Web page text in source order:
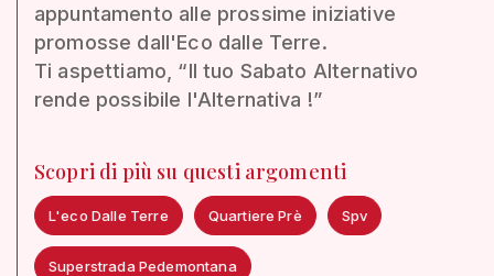
appuntamento alle prossime iniziative
promosse dall'Eco dalle Terre.
Ti aspettiamo, “Il tuo Sabato Alternativo
rende possibile l'Alternativa !”
Scopri di più su questi argomenti
L'eco Dalle Terre Quartiere Prè Spv
Superstrada Pedemontana